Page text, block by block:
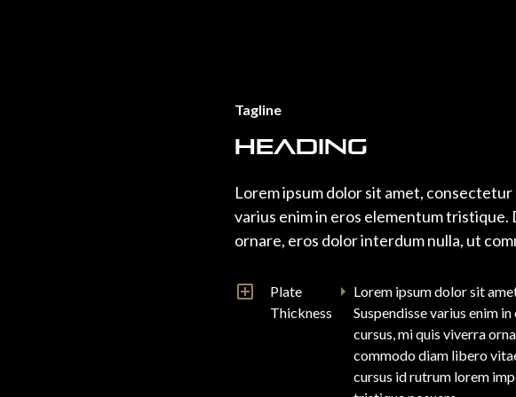
Tagline
Heading
Lorem ipsum dolor sit amet,
varius enim in eros elementum tristique.
ornare, eros dolor interdum nulla, ut
Plate
Thickness
Lorem ipsum dolor sit
Suspendisse varius enim
cursus, mi quis viverra
commodo diam libero
cursus id rutrum lorem